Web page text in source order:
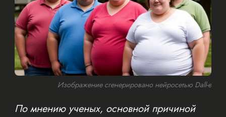
Изображение сгенерировано нейросетью Dall-e
По мнению ученых, основной причиной